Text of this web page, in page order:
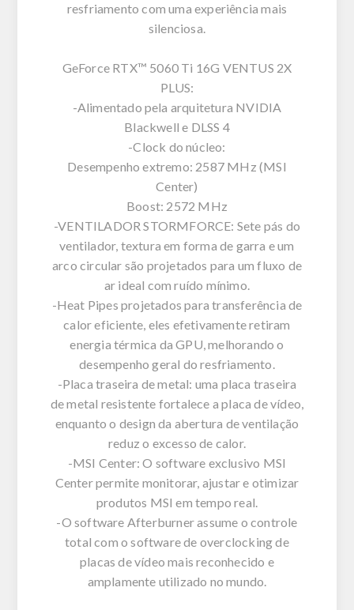
resfriamento com uma experiência mais
silenciosa.
GeForce RTX™ 5060 Ti 16G VENTUS 2X
PLUS:
-Alimentado pela arquitetura NVIDIA
Blackwell e DLSS 4
-Clock do núcleo:
Desempenho extremo: 2587 MHz (MSI
Center)
Boost: 2572 MHz
-VENTILADOR STORMFORCE: Sete pás do
ventilador, textura em forma de garra e um
arco circular são projetados para um fluxo de
ar ideal com ruído mínimo.
-Heat Pipes projetados para transferência de
calor eficiente, eles efetivamente retiram
energia térmica da GPU, melhorando o
desempenho geral do resfriamento.
-Placa traseira de metal: uma placa traseira
de metal resistente fortalece a placa de vídeo,
enquanto o design da abertura de ventilação
reduz o excesso de calor.
-MSI Center: O software exclusivo MSI
Center permite monitorar, ajustar e otimizar
produtos MSI em tempo real.
-O software Afterburner assume o controle
total com o software de overclocking de
placas de vídeo mais reconhecido e
amplamente utilizado no mundo.